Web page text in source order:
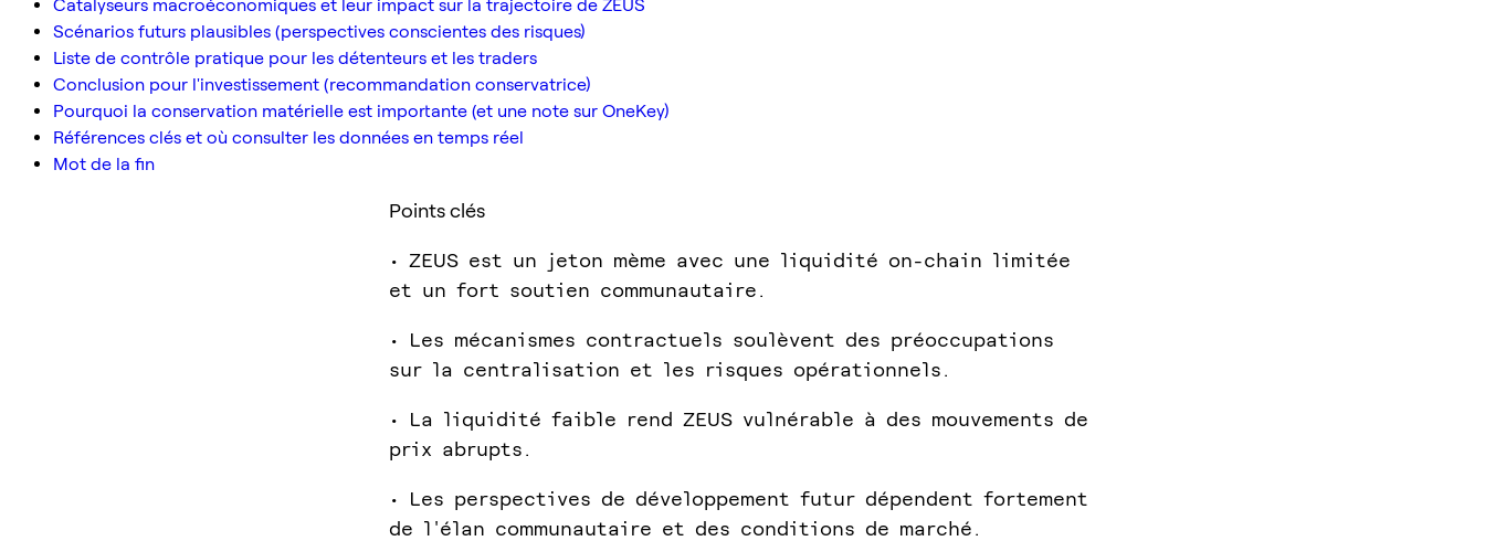
Catalyseurs macroéconomiques et leur impact sur la trajectoire de ZEUS
Scénarios futurs plausibles (perspectives conscientes des risques)
Liste de contrôle pratique pour les détenteurs et les traders
Conclusion pour l'investissement (recommandation conservatrice)
Pourquoi la conservation matérielle est importante (et une note sur OneKey)
Références clés et où consulter les données en temps réel
Mot de la fin
Points clés
• ZEUS est un jeton mème avec une liquidité on-chain limitée
et un fort soutien communautaire.
• Les mécanismes contractuels soulèvent des préoccupations
sur la centralisation et les risques opérationnels.
• La liquidité faible rend ZEUS vulnérable à des mouvements de
prix abrupts.
• Les perspectives de développement futur dépendent fortement
de l'élan communautaire et des conditions de marché.